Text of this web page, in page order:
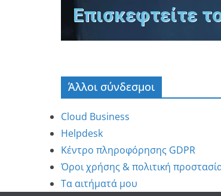
Επισκεφτείτε
Άλλοι σύνδεσμοι
Cloud Business
Helpdesk
Κέντρο πληροφόρησης GDPR
Όροι χρήσης & πολιτική
Τα αιτήματά μου